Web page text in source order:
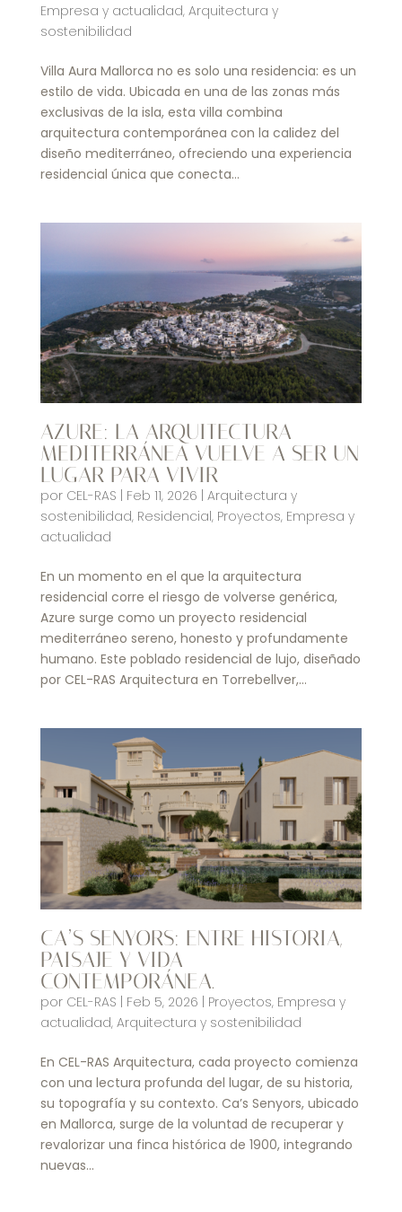
Empresa y actualidad, Arquitectura y
sostenibilidad
Villa Aura Mallorca no es solo una residencia: es un
estilo de vida. Ubicada en una de las zonas más
exclusivas de la isla, esta villa combina
arquitectura contemporánea con la calidez del
diseño mediterráneo, ofreciendo una experiencia
residencial única que conecta...
AZURE: LA ARQUITECTURA
MEDITERRÁNEA VUELVE A SER UN
LUGAR PARA VIVIR
por CEL-RAS Feb 11, 2026 Arquitectura y
sostenibilidad, Residencial, Proyectos, Empresa y
actualidad
En un momento en el que la arquitectura
residencial corre el riesgo de volverse genérica,
Azure surge como un proyecto residencial
mediterráneo sereno, honesto y profundamente
humano. Este poblado residencial de lujo, diseñado
por CEL-RAS Arquitectura en Torrebellver,...
CA’S SENYORS: ENTRE HISTORIA,
PAISAJE Y VIDA
CONTEMPORÁNEA.
por CEL-RAS | Feb 5, 2026 | Proyectos, Empresa y
actualidad, Arquitectura y sostenibilidad
En CEL-RAS Arquitectura, cada proyecto comienza
con una lectura profunda del lugar, de su historia,
su topografía y su contexto. Ca’s Senyors, ubicado
en Mallorca, surge de la voluntad de recuperar y
revalorizar una finca histórica de 1900, integrando
nuevas...